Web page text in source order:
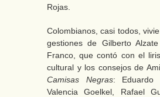
Rojas.
Colombianos, casi todos,
gestiones de Gilberto
Franco, que contó con el
cultural y los consejos de
Camisas Negras: Eduardo
Valencia Goelkel, Rafael